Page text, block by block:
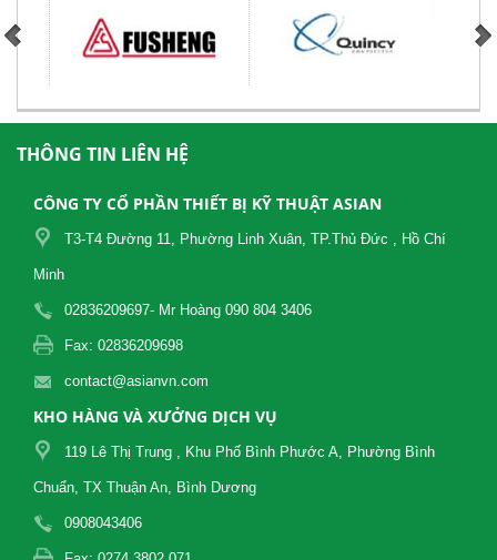
THÔNG TIN LIÊN HỆ
CÔNG TY CỔ PHẦN THIẾT BỊ KỸ THUẬT ASIAN
T3-T4 Đường 11, Phường Linh Xuân, TP.Thủ Đức , Hồ Chí
Minh
02836209697- Mr Hoàng 090 804 3406
Fax: 02836209698
contact@asianvn.com
KHO HÀNG VÀ XƯỞNG DỊCH VỤ
119 Lê Thị Trung , Khu Phố Bình Phước A, Phường Bình
Chuẩn, TX Thuận An, Bình Dương
0908043406